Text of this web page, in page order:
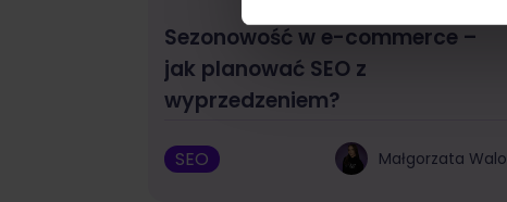
Sezonowość w e-commerce –
jak planować SEO z
wyprzedzeniem?
SEO Małgorzata Walo